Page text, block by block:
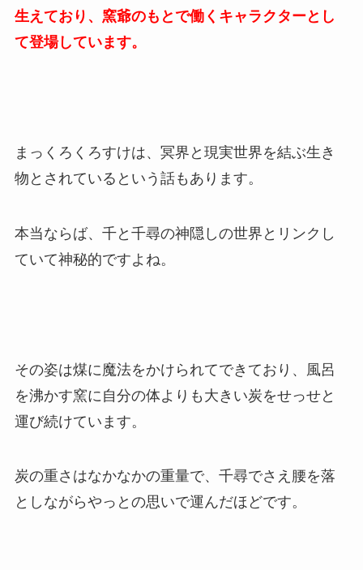
生えており、窯爺のもとで働くキャラクターとし
て登場しています。
まっくろくろすけは、冥界と現実世界を結ぶ生き
物とされているという話もあります。
本当ならば、千と千尋の神隠しの世界とリンクし
ていて神秘的ですよね。
その姿は煤に魔法をかけられてできており、風呂
を沸かす窯に自分の体よりも大きい炭をせっせと
運び続けています。
炭の重さはなかなかの重量で、千尋でさえ腰を落
としながらやっとの思いで運んだほどです。